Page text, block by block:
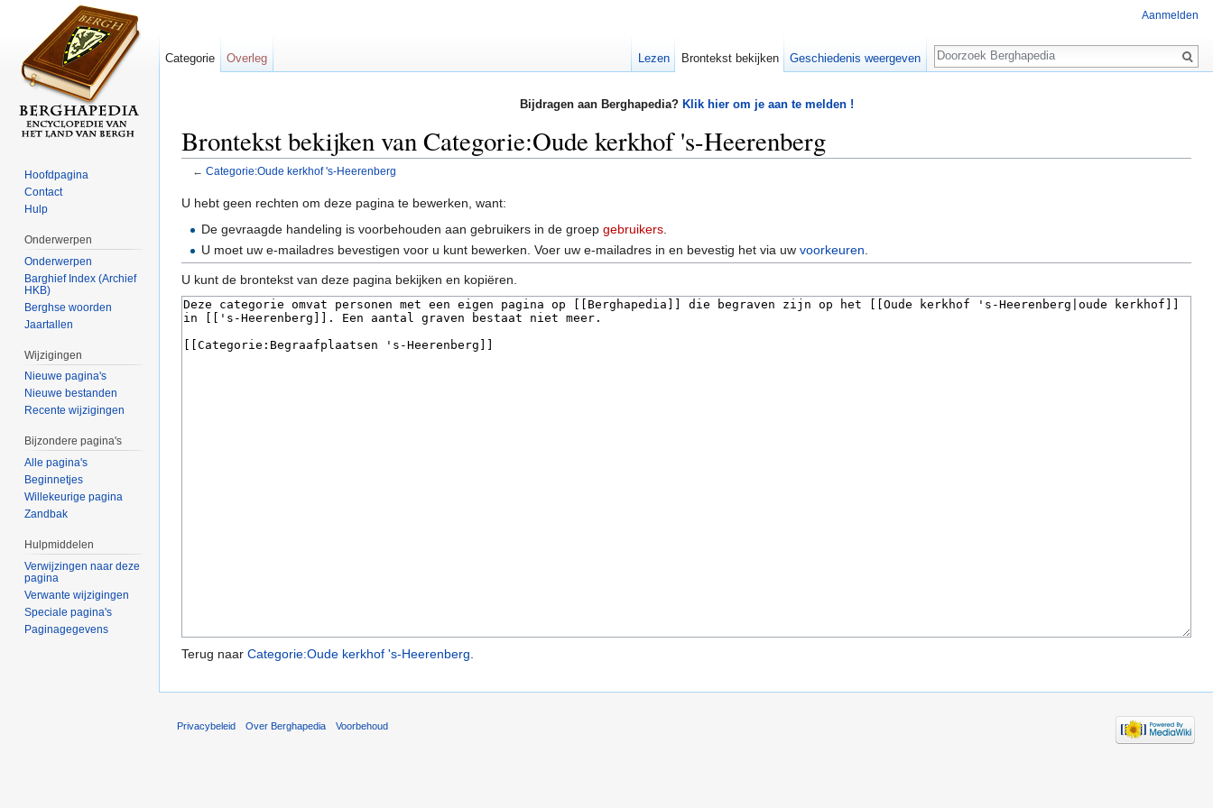
Bijdragen aan Berghapedia? Klik hier om je aan te melden !
Brontekst bekijken van Categorie:Oude kerkhof 's-Heerenberg
← Categorie:Oude kerkhof 's-Heerenberg
U hebt geen rechten om deze pagina te bewerken, want:
De gevraagde handeling is voorbehouden aan gebruikers in de groepgebruikers
U moet uw e-mailadres bevestigen voor u kunt bewerken. Voer uw e-mailadres in en bevestig het via uwvoorkeuren
U kunt de brontekst van deze pagina bekijken en kopiëren.
Terug naar Categorie:Oude kerkhof 's-Heerenberg.
Aanmelden
Categorie Overleg Lezen Brontekst bekijken Geschiedenis weergeven
Zoeken
Hoofdpagina
Contact
Hulp
Onderwerpen
Onderwerpen
Barghief Index (Archief
HKB)
Berghse woorden
Jaartallen
Wijzigingen
Nieuwe pagina's
Nieuwe bestanden
Recente wijzigingen
Bijzondere pagina's
Alle pagina's
Beginnetjes
Willekeurige pagina
Zandbak
Hulpmiddelen
Verwijzingen naar deze
pagina
Verwante wijzigingen
Speciale pagina's
Paginagegevens
Privacybeleid Over Berghapedia Voorbehoud